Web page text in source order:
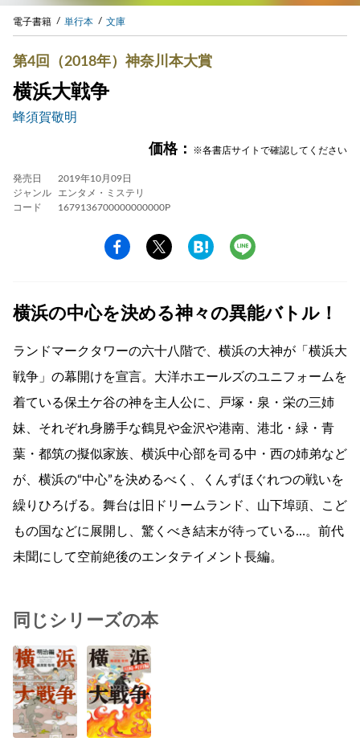
電子書籍 単行本 文庫
第4回（2018年）神奈川本大賞
横浜大戦争
蜂須賀敬明
価格： ※各書店サイトで確認してください
発売日
2019年10月09日
ジャンル
エンタメ・ミステリ
コード
1679136700000000000P
横浜の中心を決める神々の異能バトル！
ランドマークタワーの六十八階で、横浜の大神が「横浜大
戦争」の幕開けを宣言。大洋ホエールズのユニフォームを
着ている保土ケ谷の神を主人公に、戸塚・泉・栄の三姉
妹、それぞれ身勝手な鶴見や金沢や港南、港北・緑・青
葉・都筑の擬似家族、横浜中心部を司る中・西の姉弟など
が、横浜の“中心”を決めるべく、くんずほぐれつの戦いを
繰りひろげる。舞台は旧ドリームランド、山下埠頭、こど
もの国などに展開し、驚くべき結末が待っている…。前代
未聞にして空前絶後のエンタテイメント長編。
同じシリーズの本